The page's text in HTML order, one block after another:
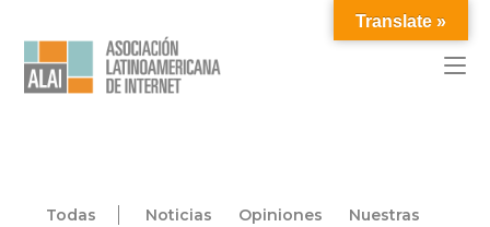
Todas Noticias Opiniones
Nuestras
Translate »